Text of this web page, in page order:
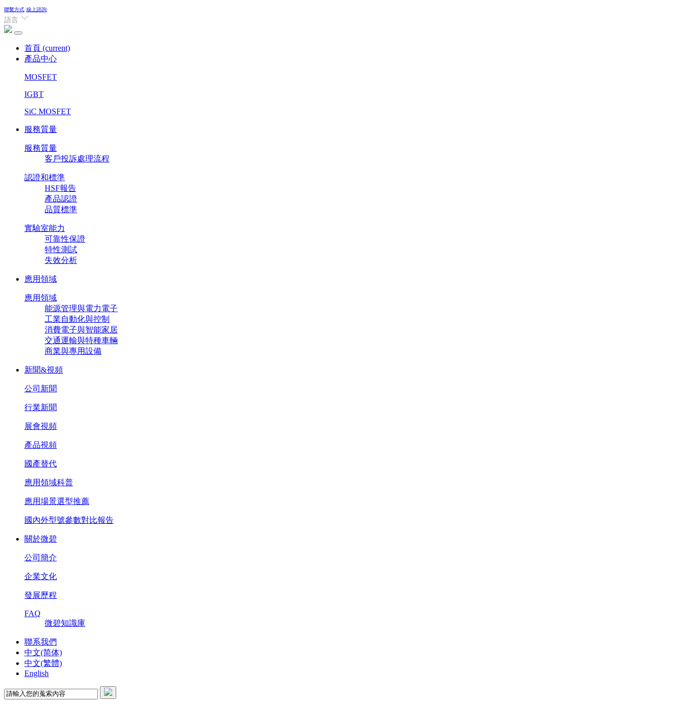
聯繫方式 線上諮詢
語言
首頁 (current)
產品中心
MOSFET
IGBT
SiC MOSFET
服務質量
服務質量
客戶投訴處理流程
認證和標準
HSF報告
產品認證
品質標準
實驗室能力
可靠性保證
特性測試
失效分析
應用領域
應用領域
能源管理與電力電子
工業自動化與控制
消費電子與智能家居
交通運輸與特種車輛
商業與專用設備
新聞&視頻
公司新聞
行業新聞
展會視頻
產品視頻
國產替代
應用領域科普
應用場景選型推薦
國內外型號參數對比報告
關於微碧
公司簡介
企業文化
發展歷程
FAQ
微碧知識庫
聯系我們
中文(简体)
中文(繁體)
English